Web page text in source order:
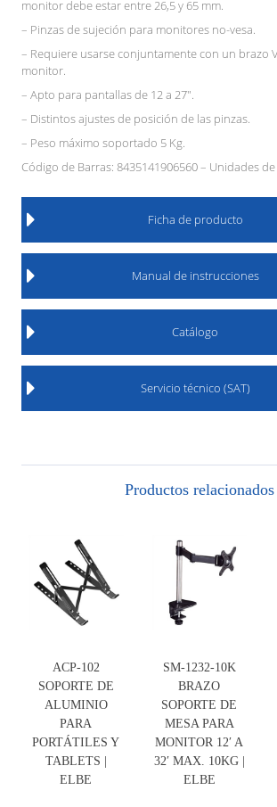
monitor debe estar entre 26,5 y 65 mm.
– Pinzas de sujeción para monitores no-vesa.
– Requiere usarse conjuntamente con un brazo
monitor.
– Apto para pantallas de 12 a 27″.
– Distintos ajustes de posición de las pinzas.
– Peso máximo soportado 5 Kg.
Código de Barras: 8435141906560 – Unidades
Ficha de producto
Manual de instrucciones
Catálogo
Servicio técnico (SAT)
Productos relacionados
ACP-102
SOPORTE DE
ALUMINIO
PARA
PORTÁTILES Y
TABLETS |
ELBE
SM-1232-10K
BRAZO
SOPORTE DE
MESA PARA
MONITOR 12′ A
32′ MAX. 10KG |
ELBE